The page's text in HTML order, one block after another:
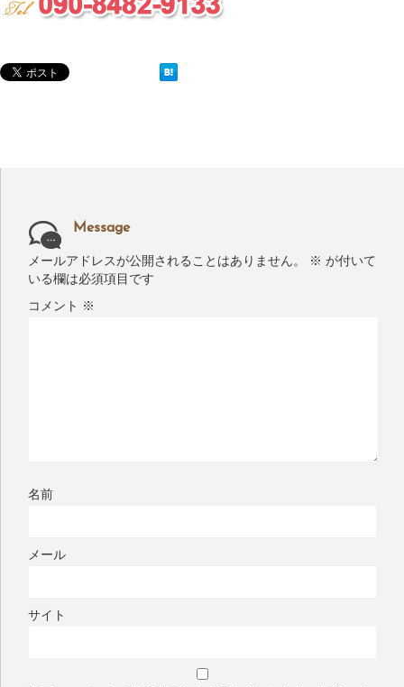
Message
メールアドレスが公開されることはありません。 ※ が付いて
いる欄は必須項目です
コメント ※
名前
メール
サイト